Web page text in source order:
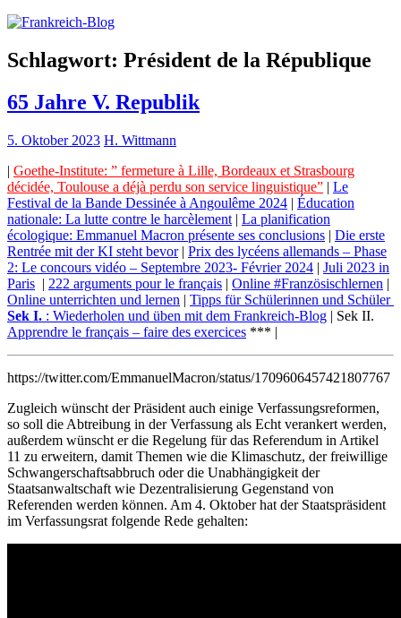
Schlagwort: Président de la République
65 Jahre V. Republik
5. Oktober 2023 H. Wittmann
| Goethe-Institute: ” fermeture à Lille, Bordeaux et Strasbourg
décidée, Toulouse a déjà perdu son service linguistique” | Le
Festival de la Bande Dessinée à Angoulême 2024 | Éducation
nationale: La lutte contre le harcèlement | La planification
écologique: Emmanuel Macron présente ses conclusions | Die erste
Rentrée mit der KI steht bevor| Prix des lycéens allemands – Phase
2: Le concours vidéo – Septembre 2023- Février 2024 | Juli 2023 in
Paris | 222 arguments pour le français | Online #Französischlernen |
Online unterrichten und lernen | Tipps für Schülerinnen und Schüler
Sek I. : Wiederholen und üben mit dem Frankreich-Blog | Sek II.
Apprendre le français – faire des exercices *** |
https://twitter.com/EmmanuelMacron/status/1709606457421807767
Zugleich wünscht der Präsident auch einige Verfassungsreformen,
so soll die Abtreibung in der Verfassung als Echt verankert werden,
außerdem wünscht er die Regelung für das Referendum in Artikel
11 zu erweitern, damit Themen wie die Klimaschutz, der freiwillige
Schwangerschaftsabbruch oder die Unabhängigkeit der
Staatsanwaltschaft wie Dezentralisierung Gegenstand von
Referenden werden können. Am 4. Oktober hat der Staatspräsident
im Verfassungsrat folgende Rede gehalten: